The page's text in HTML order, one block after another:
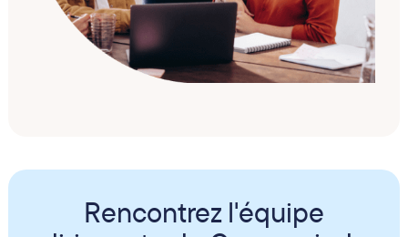
Rencontrez l'équipe